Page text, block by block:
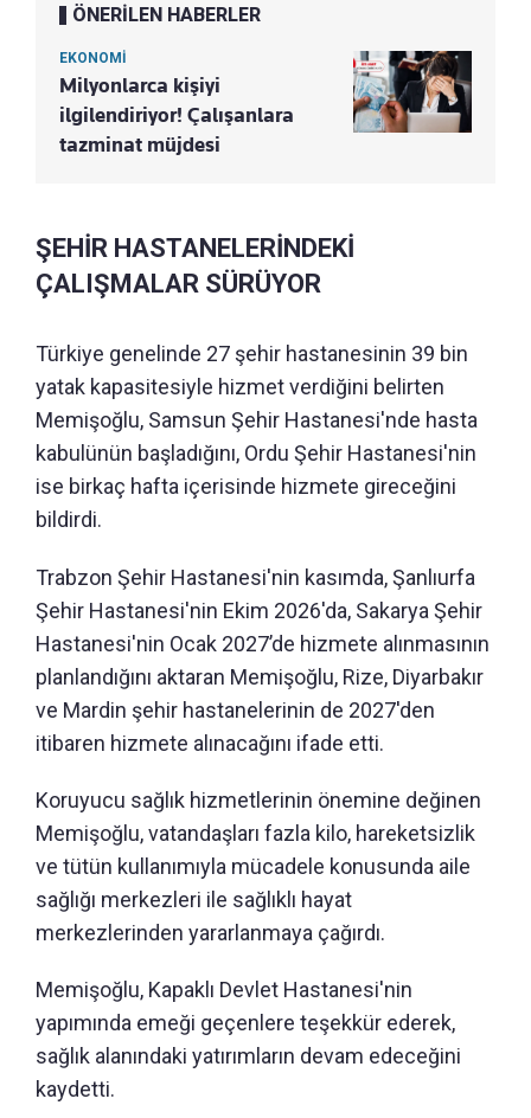
ÖNERİLEN HABERLER
EKONOMİ
Milyonlarca kişiyi
ilgilendiriyor! Çalışanlara
tazminat müjdesi
ŞEHİR HASTANELERİNDEKİ
ÇALIŞMALAR SÜRÜYOR
Türkiye genelinde 27 şehir hastanesinin 39 bin
yatak kapasitesiyle hizmet verdiğini belirten
Memişoğlu, Samsun Şehir Hastanesi'nde hasta
kabulünün başladığını, Ordu Şehir Hastanesi'nin
ise birkaç hafta içerisinde hizmete gireceğini
bildirdi.
Trabzon Şehir Hastanesi'nin kasımda, Şanlıurfa
Şehir Hastanesi'nin Ekim 2026'da, Sakarya Şehir
Hastanesi'nin Ocak 2027’de hizmete alınmasının
planlandığını aktaran Memişoğlu, Rize, Diyarbakır
ve Mardin şehir hastanelerinin de 2027'den
itibaren hizmete alınacağını ifade etti.
Koruyucu sağlık hizmetlerinin önemine değinen
Memişoğlu, vatandaşları fazla kilo, hareketsizlik
ve tütün kullanımıyla mücadele konusunda aile
sağlığı merkezleri ile sağlıklı hayat
merkezlerinden yararlanmaya çağırdı.
Memişoğlu, Kapaklı Devlet Hastanesi'nin
yapımında emeği geçenlere teşekkür ederek,
sağlık alanındaki yatırımların devam edeceğini
kaydetti.